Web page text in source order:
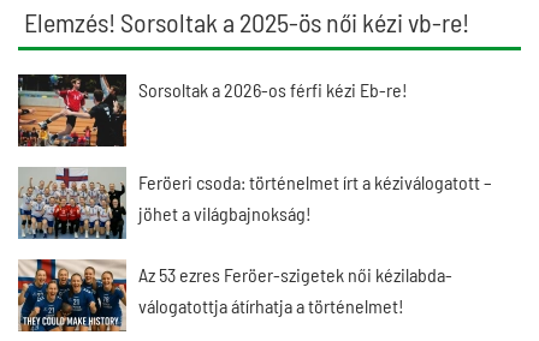
Elemzés! Sorsoltak a 2025-ös női kézi vb-re!
Sorsoltak a 2026-os férfi kézi Eb-re!
Feröeri csoda: történelmet írt a kéziválogatott –
jöhet a világbajnokság!
Az 53 ezres Feröer-szigetek női kézilabda-
válogatottja átírhatja a történelmet!